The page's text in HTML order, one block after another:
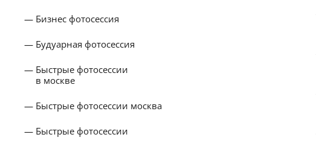
Бизнес фотосессия
Будуарная фотосессия
Быстрые фотосессии
в москве
Быстрые фотосессии москва
Быстрые фотосессии